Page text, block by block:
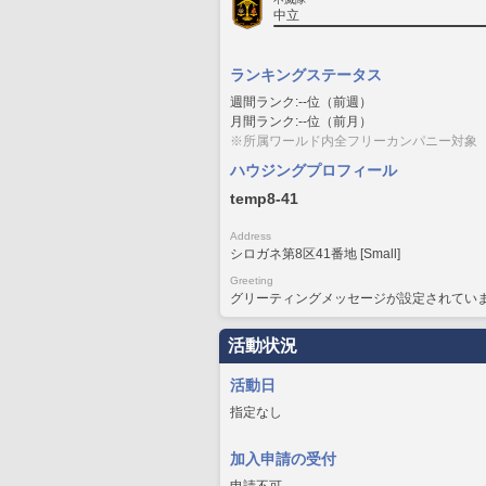
中立
ランキングステータス
週間ランク:--位（前週）
月間ランク:--位（前月）
※所属ワールド内全フリーカンパニー対象
ハウジングプロフィール
temp8-41
Address
シロガネ第8区41番地 [Small]
Greeting
グリーティングメッセージが設定されてい
活動状況
活動日
指定なし
加入申請の受付